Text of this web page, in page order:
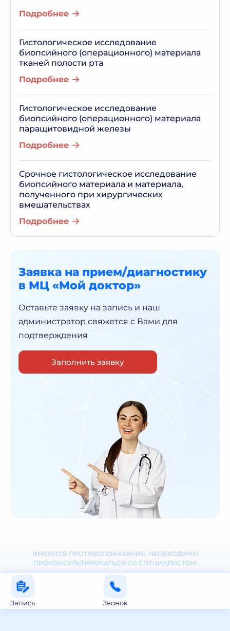
Подробнее
Гистологическое исследование
биопсийного (операционного) материала
тканей полости рта
Подробнее
Гистологическое исследование
биопсийного (операционного) материала
паращитовидной железы
Подробнее
Срочное гистологическое исследование
биопсийного материала и материала,
полученного при хирургических
вмешательствах
Подробнее
Заявка на прием/диагностику
в МЦ «Мой доктор»
Оставьте заявку на запись и наш
администратор свяжется с Вами для
подтверждения
Заполнить заявку
ИМЕЮТСЯ ПРОТИВОПОКАЗАНИЯ, НЕОБХОДИМО
ПРОКОНСУЛЬТИРОВАТЬСЯ СО СПЕЦИАЛИСТОМ
Запись Звонок